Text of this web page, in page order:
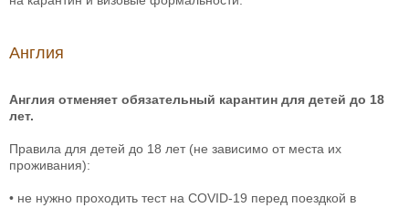
Англия
Англия отменяет обязательный карантин для детей до 18
лет.
Правила для детей до 18 лет (не зависимо от места их
проживания):
• не нужно проходить тест на COVID-19 перед поездкой в